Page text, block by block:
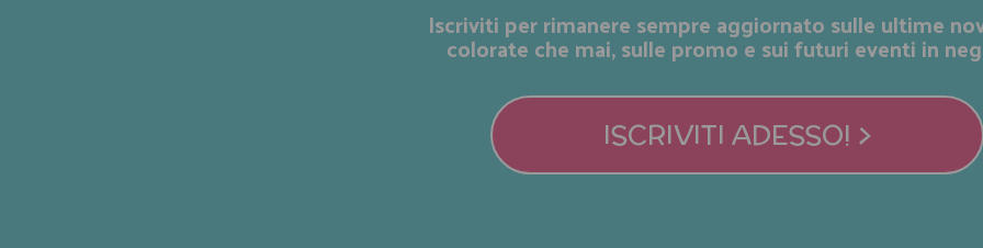
Iscriviti per rimanere sempre aggiornato sulle ultime
colorate che mai, sulle promo e sui futuri eventi in
ISCRIVITI ADESSO! >